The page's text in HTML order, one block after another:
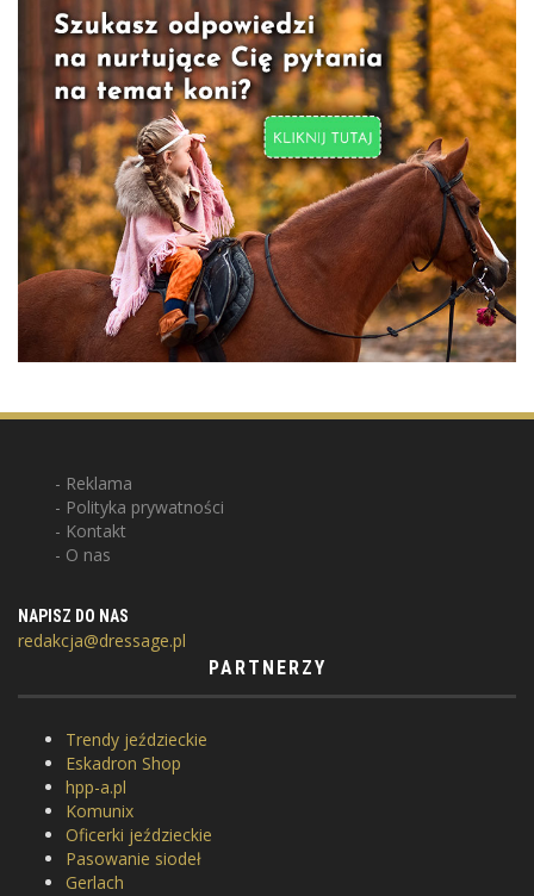
Reklama
Polityka prywatności
Kontakt
O nas
NAPISZ DO NAS
redakcja@dressage.pl
PARTNERZY
Trendy jeździeckie
Eskadron Shop
hpp-a.pl
Komunix
Oficerki jeździeckie
Pasowanie siodeł
Gerlach